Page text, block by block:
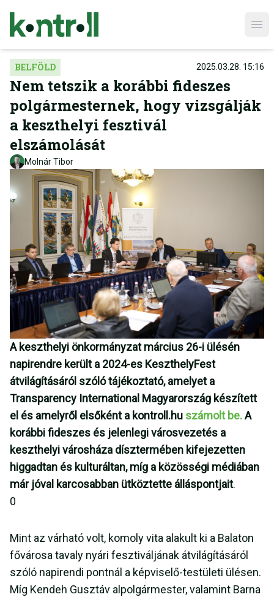
BELFÖLD 2025.03.28. 15:16
Nem tetszik a korábbi fideszes
polgármesternek, hogy vizsgálják
a keszthelyi fesztivál
elszámolását
Molnár Tibor
A keszthelyi önkormányzat március 26-i ülésén
napirendre került a 2024-es KeszthelyFest
átvilágításáról szóló tájékoztató, amelyet a
Transparency International Magyarország készített
el és amelyről elsőként a kontroll.hu számolt be.A
korábbi fideszes és jelenlegi városvezetés a
keszthelyi városháza dísztermében kifejezetten
higgadtan és kulturáltan, míg a közösségi médiában
már jóval karcosabban ütköztette álláspontjait.
0
Mint az várható volt, komoly vita alakult ki a Balaton
fővárosa tavaly nyári fesztiváljának átvilágításáról
szóló napirendi pontnál a képviselő-testületi ülésen.
Míg Kendeh Gusztáv alpolgármester, valamint Barna